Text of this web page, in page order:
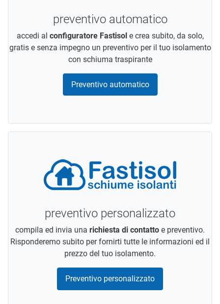
preventivo automatico
accedi al configuratore Fastisol e crea subito, da solo,
gratis e senza impegno un preventivo per il tuo isolamento
con schiuma traspirante
Preventivo automatico
preventivo personalizzato
compila ed invia una richiesta di contatto e preventivo.
Risponderemo subito per fornirti tutte le informazioni ed il
prezzo del tuo isolamento.
Preventivo personalizzato